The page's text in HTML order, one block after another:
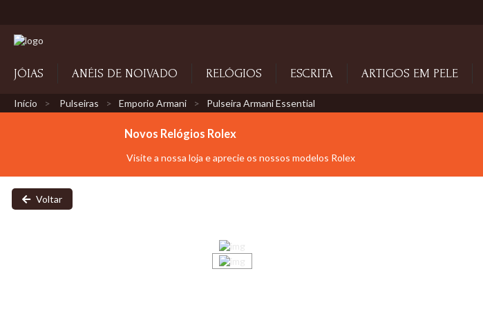
JÓIAS ANÉIS DE NOIVADO RELÓGIOS ESCRITA ARTIGOS EM PELE
Início Pulseiras Emporio Armani Pulseira Armani Essential
Novos Relógios Rolex
Visite a nossa loja e aprecie os nossos modelos Rolex
Voltar